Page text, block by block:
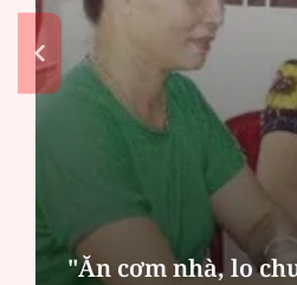
"Ăn cơm nhà, lo